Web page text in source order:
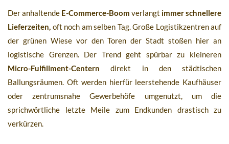
Der anhaltende E-Commerce-Boom verlangt immer schnellere
Lieferzeiten, oft noch am selben Tag. Große Logistikzentren auf
der grünen Wiese vor den Toren der Stadt stoßen hier an
logistische Grenzen. Der Trend geht spürbar zu kleineren
Micro-Fulfillment-Centern direkt in den städtischen
Ballungsräumen. Oft werden hierfür leerstehende Kaufhäuser
oder zentrumsnahe Gewerbehöfe umgenutzt, um die
sprichwörtliche letzte Meile zum Endkunden drastisch zu
verkürzen.